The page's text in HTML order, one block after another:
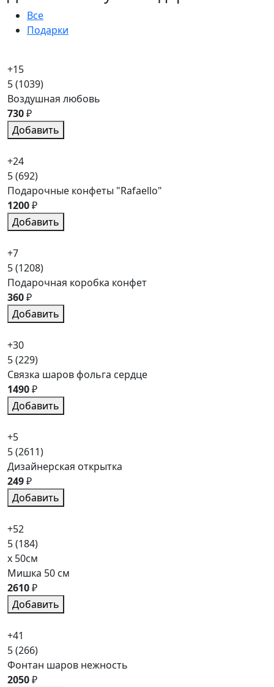
Все
Подарки
+15
5(1039)
Воздушная любовь
730₽
Добавить
+24
5(692)
Подарочные конфеты "Rafaello"
1200₽
Добавить
+7
5(1208)
Подарочная коробка конфет
360₽
Добавить
+30
5(229)
Связка шаров фольга сердце
1490₽
Добавить
+5
5(2611)
Дизайнерская открытка
249₽
Добавить
+52
5(184)
x 50см
Мишка 50 см
2610₽
Добавить
+41
5(266)
Фонтан шаров нежность
2050₽